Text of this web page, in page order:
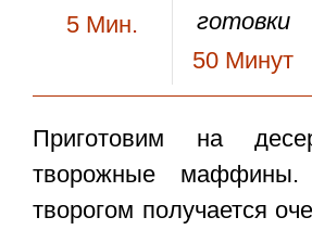
5 Мин.
готовки
50 Минут
Приготовим на
творожные маффины.
творогом получается